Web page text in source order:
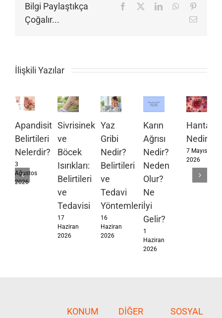
Bilgi Paylaştıkça
Çoğalır...
Facebook LinkedInWhatsApp
E-
İlişkili Yazılar
Apandisit
Belirtileri
Nelerdir?
3
Ağustos
2026
Sivrisinek
ve
Böcek
Isırıkları:
Belirtileri
ve
Tedavisi
17
Haziran
2026
Yaz
Gribi
Nedir?
Belirtileri
ve
Tedavi
Yöntemleri
16
Haziran
2026
Karın
Ağrısı
Nedir?
Neden
Olur?
Ne
İyi
Gelir?
1
Haziran
2026
Nedir?
7 Mayıs
2026
KONUM DIĞER
SOSYAL